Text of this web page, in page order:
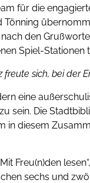
für die
den
Spiel-Stationen
sich, bei der
eine
sein. Die
in diesem
Freu(n)den
sechs und